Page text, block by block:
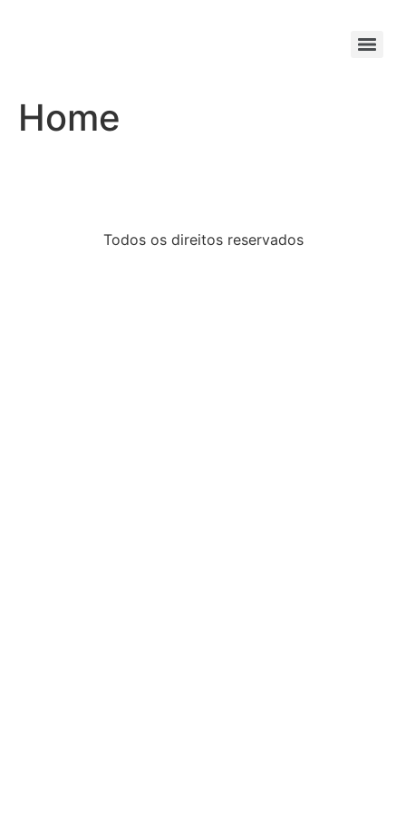
Home
Todos os direitos reservados